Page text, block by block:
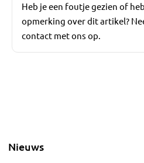
Heb je een foutje gezien of
opmerking over dit artikel?
contact met ons op.
Nieuws